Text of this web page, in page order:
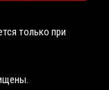
только при